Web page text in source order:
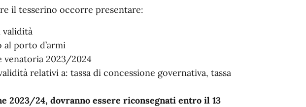
il tesserino occorre presentare:
validità
al porto d’armi
venatoria 2023/2024
relativi a: tassa di concessione governativa, tassa
2023/24, dovranno essere riconsegnati entro il 13